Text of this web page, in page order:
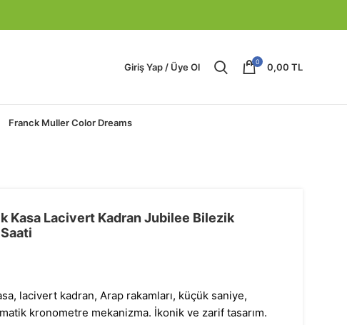
Giriş Yap / Üye Ol 0 0,00 TL
Franck Muller Color Dreams
Kasa Lacivert Kadran Jubilee Bilezik
lacivert kadran, Arap rakamları, küçük saniye,
kronometre mekanizma. İkonik ve zarif tasarım.